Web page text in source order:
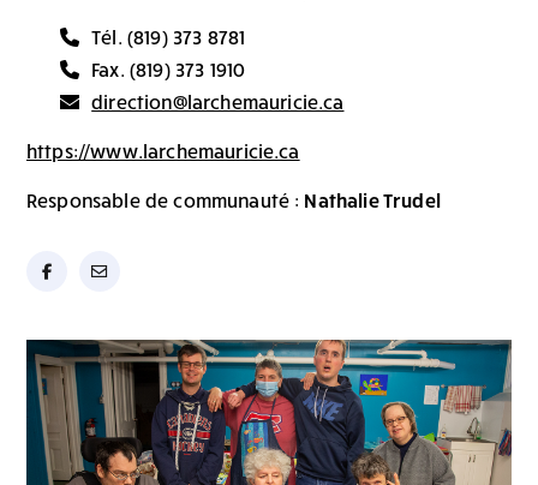
Tél. (819) 373 8781
Fax. (819) 373 1910
direction@larchemauricie.ca
https://www.larchemauricie.ca
Responsable de communauté : Nathalie Trudel